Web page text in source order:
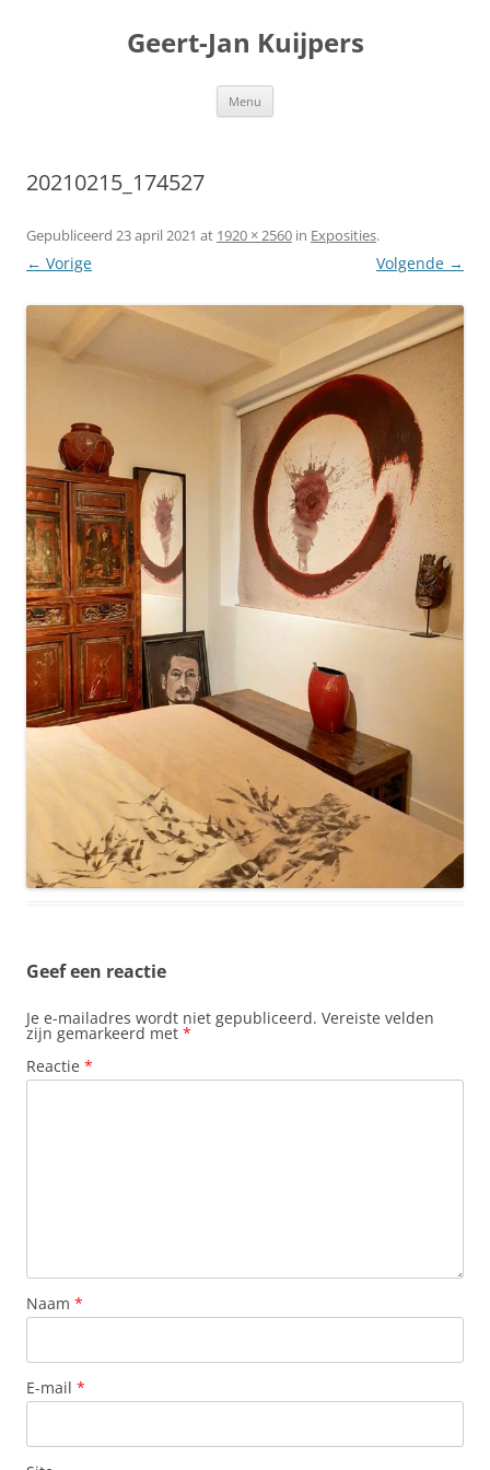
Geert-Jan Kuijpers
Menu
20210215_174527
Gepubliceerd 23 april 2021 at 1920 × 2560 in Exposities.
← Vorige Volgende →
Geef een reactie
Je e-mailadres wordt niet gepubliceerd. Vereiste velden
zijn gemarkeerd met *
Reactie *
Naam *
E-mail *